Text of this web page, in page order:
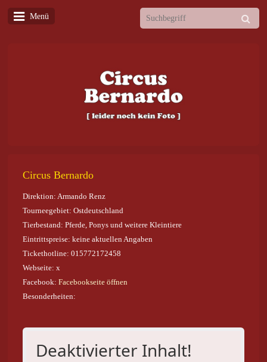
Menü
Circus Bernardo
Direktion: Armando Renz
Tourneegebiet: Ostdeutschland
Tierbestand: Pferde, Ponys und weitere Kleintiere
Eintrittspreise: keine aktuellen Angaben
Tickethotline: 015772172458
Webseite: x
Facebook:Facebookseite öffnen
Besonderheiten:
Deaktivierter Inhalt!